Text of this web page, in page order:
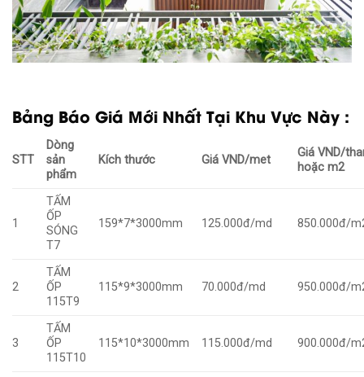
Bảng Báo Giá Mới Nhất Tại Khu Vực Này :
STT
Dòng
sản
phẩm
Kích thước Giá VND/met
Giá VND/
hoặc m2
1
TẤM
ỐP
SÓNG
T7
159*7*3000mm 125.000đ/md 850.000đ/
2
TẤM
ỐP
115T9
115*9*3000mm 70.000đ/md 950.000đ/
3
TẤM
ỐP
115T10
115*10*3000mm 115.000đ/md 900.000đ/